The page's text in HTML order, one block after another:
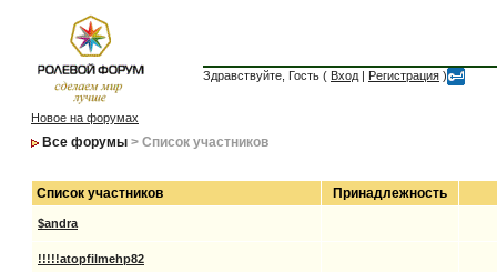
Здравствуйте, Гость ( Вход | Регистрация )
Новое на форумах
Все форумы > Список участников
Список участников Принадлежность
$andra
!!!!!atopfilmehp82